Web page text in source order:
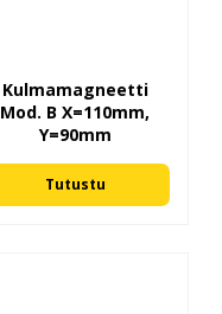
Kulmamagneetti
Mod. B X=110mm,
Y=90mm
Tutustu